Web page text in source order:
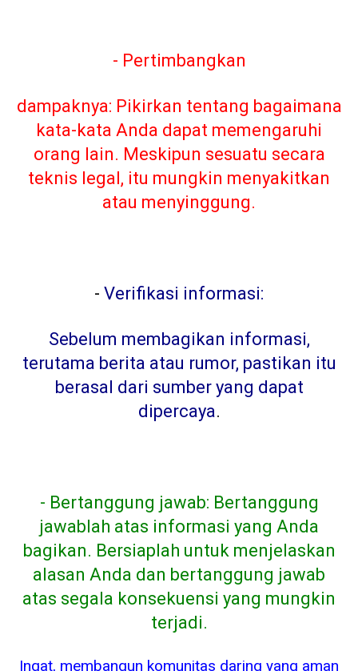
- Pertimbangkan
dampaknya: Pikirkan tentang bagaimana
kata-kata Anda dapat memengaruhi
orang lain. Meskipun sesuatu secara
teknis legal, itu mungkin menyakitkan
atau menyinggung.
- Verifikasi informasi:
Sebelum membagikan informasi,
terutama berita atau rumor, pastikan itu
berasal dari sumber yang dapat
dipercaya.
- Bertanggung jawab: Bertanggung
jawablah atas informasi yang Anda
bagikan. Bersiaplah untuk menjelaskan
alasan Anda dan bertanggung jawab
atas segala konsekuensi yang mungkin
terjadi.
Ingat, membangun komunitas daring yang aman